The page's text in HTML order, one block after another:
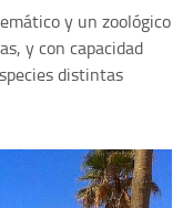
y un zoológico
y con capacidad
distintas